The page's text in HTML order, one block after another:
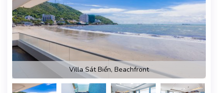
Villa Sát Biển, Beachfront